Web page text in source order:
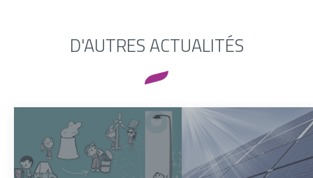
D'AUTRES ACTUALITÉS